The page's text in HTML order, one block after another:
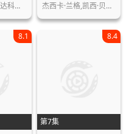
安德鲁·斯科特,达科塔·范宁,强尼·弗…
杰西卡·兰格,凯西·贝茨,莉莉·拉贝,…
8.1
第7集
8.4